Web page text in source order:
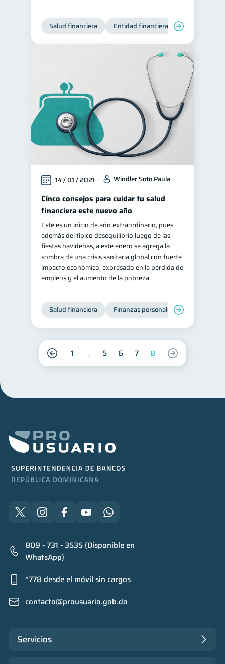
Salud financiera Entidad financiera
14 / 01 / 2021 Windler Soto Paula
Cinco consejos para cuidar tu salud
financiera este nuevo año
Este es un inicio de año extraordinario, pues
además del típico desequilibrio luego de las
fiestas navideñas, a este enero se agrega la
sombra de una crisis sanitaria global con fuerte
impacto económico, expresado en la pérdida de
empleos y el aumento de la pobreza.
Salud financiera Finanzas personales
1 5 6 7 8
809 - 731 - 3535 (Disponible en
WhatsApp)
*778 desde el móvil sin cargos
contacto@prousuario.gob.do
Servicios